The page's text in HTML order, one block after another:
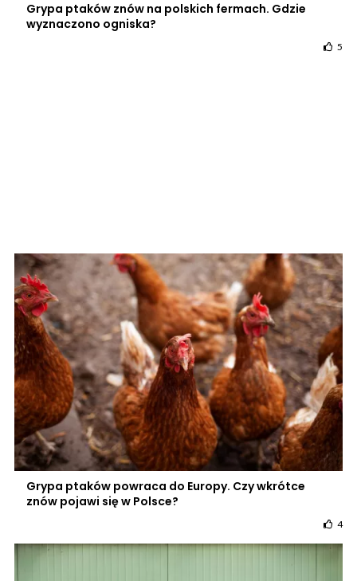
Grypa ptaków znów na polskich fermach. Gdzie
wyznaczono ogniska?
5
Grypa ptaków powraca do Europy. Czy wkrótce
znów pojawi się w Polsce?
4